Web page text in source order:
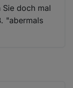
Sie doch mal
"abermals